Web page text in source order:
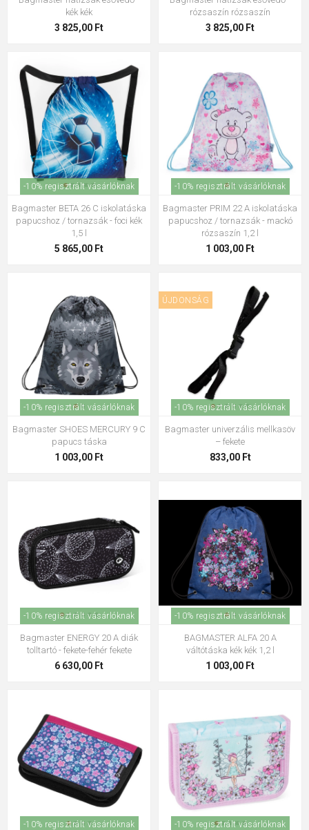
kék kék
3 825,00 Ft
rózsaszín rózsaszín
3 825,00 Ft
-10% regisztrált vásárlóknak
Bagmaster BETA 26 C iskolatáska
papucshoz / tornazsák - foci kék
1,5 l
5 865,00 Ft
-10% regisztrált vásárlóknak
Bagmaster PRIM 22 A iskolatáska
papucshoz / tornazsák - mackó
rózsaszín 1,2 l
1 003,00 Ft
-10% regisztrált vásárlóknak
Bagmaster SHOES MERCURY 9 C
papucs táska
1 003,00 Ft
-10% regisztrált vásárlóknak
ÚJDONSÁG
Bagmaster univerzális mellkasöv
– fekete
833,00 Ft
-10% regisztrált vásárlóknak
Bagmaster ENERGY 20 A diák
tolltartó - fekete-fehér fekete
6 630,00 Ft
-10% regisztrált vásárlóknak
BAGMASTER ALFA 20 A
váltótáska kék kék 1,2 l
1 003,00 Ft
-10% regisztrált vásárlóknak -10% regisztrált vásárlóknak